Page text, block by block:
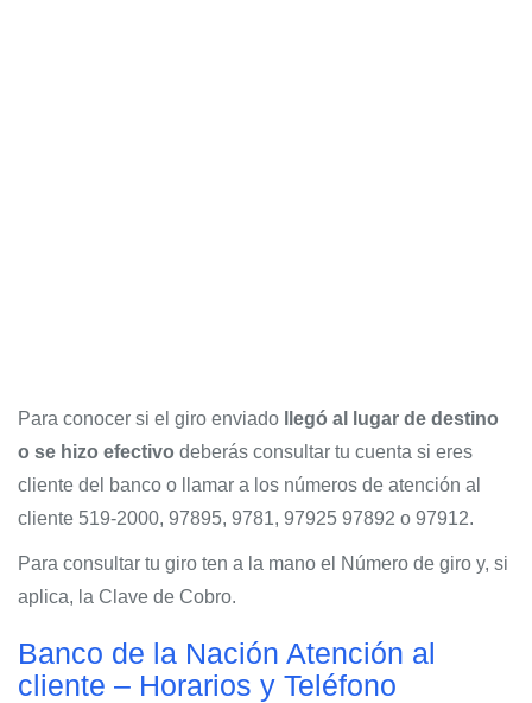
Para conocer si el giro enviado
llegó al lugar de destino
o se hizo efectivo deberás consultar tu cuenta si eres
cliente del banco o llamar a los números de atención al
cliente 519-2000, 97895, 9781, 97925 97892 o 97912.
Para consultar tu giro ten a la mano el Número de giro y, si
aplica, la Clave de Cobro.
Banco de la Nación Atención al
cliente – Horarios y Teléfono